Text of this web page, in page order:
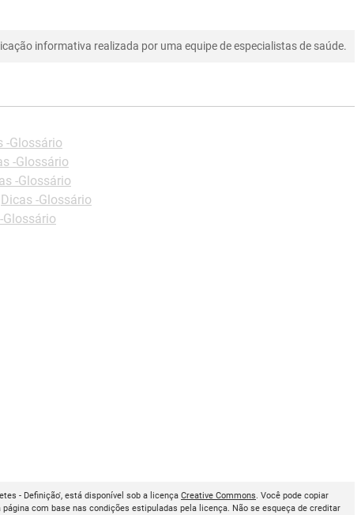
informativa realizada por uma equipe de especialistas de saúde.
-Glossário
-Glossário
-Glossário
Dicas -Glossário
Glossário
- Definição', está disponível sob a licença Creative Commons. Você pode copiar
com base nas condições estipuladas pela licença. Não se esqueça de creditar